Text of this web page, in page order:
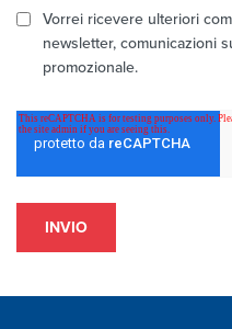
Vorrei ricevere ulteriori
newsletter, comunicazioni
promozionale.